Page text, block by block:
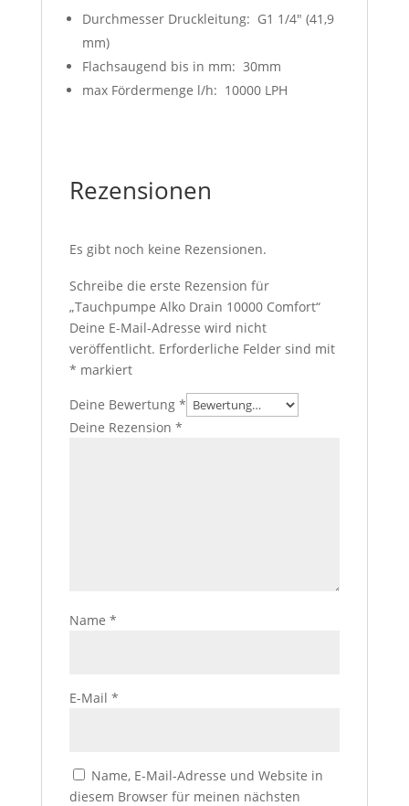
Durchmesser Druckleitung: G1 1/4″ (41,9
mm)
Flachsaugend bis in mm: 30mm
max Fördermenge l/h: 10000 LPH
Rezensionen
Es gibt noch keine Rezensionen.
Schreibe die erste Rezension für
„Tauchpumpe Alko Drain 10000 Comfort“
Deine E-Mail-Adresse wird nicht
veröffentlicht. Erforderliche Felder sind mit
* markiert
Deine Bewertung *
Deine Rezension *
Name *
E-Mail *
Name, E-Mail-Adresse und Website in
diesem Browser für meinen nächsten